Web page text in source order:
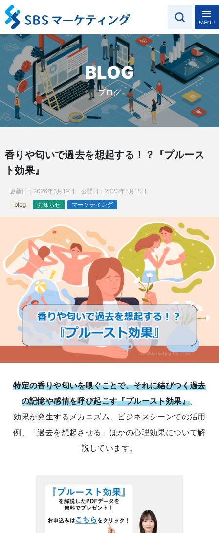
BLOG
ブログ
香りや匂いで過去を想起する！？『プルース
ト効果』
更新日： 2026年6月19日 公開日： 2023年5月18日
blog
お知らせ マーケティング
特定の香りや匂いを嗅ぐことで、それに結びつく過去
の記憶や感情を呼び起こす『プルースト効果』。
効果が発生するメカニズム、ビジネスシーンでの活用
例、「過去を想起させる」ほかの心理効果について解
説しています。